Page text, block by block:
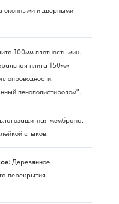
оконными и дверными
100мм плотность мин.
плита 150мм
пенополистиролом".
мембрана.
стыков.
Деревянное
перекрытия.